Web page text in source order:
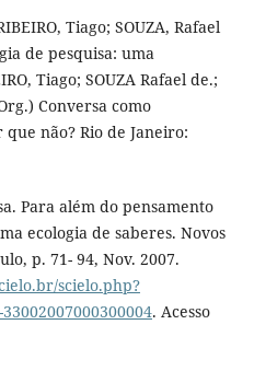
Tiago; SOUZA, Rafael
de pesquisa: uma
Tiago; SOUZA Rafael de.;
Conversa como
não? Rio de Janeiro:
Para além do pensamento
ecologia de saberes. Novos
p. 71- 94, Nov. 2007.
scielo.php?
. Acesso